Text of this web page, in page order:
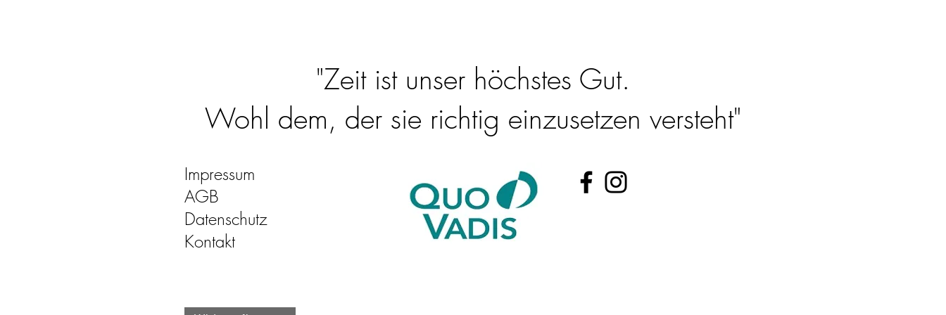
"Zeit ist unser höchstes Gut.
Wohl dem, der sie richtig einzusetzen versteht"
Impressum
AGB
Datenschutz
Kontakt